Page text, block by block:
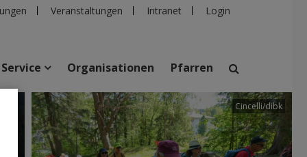
Veranstaltungen Intranet Login
suchen
Personen Pfarren Einrichtungen
Service Organisationen Pfarren
Cincelli/dibk